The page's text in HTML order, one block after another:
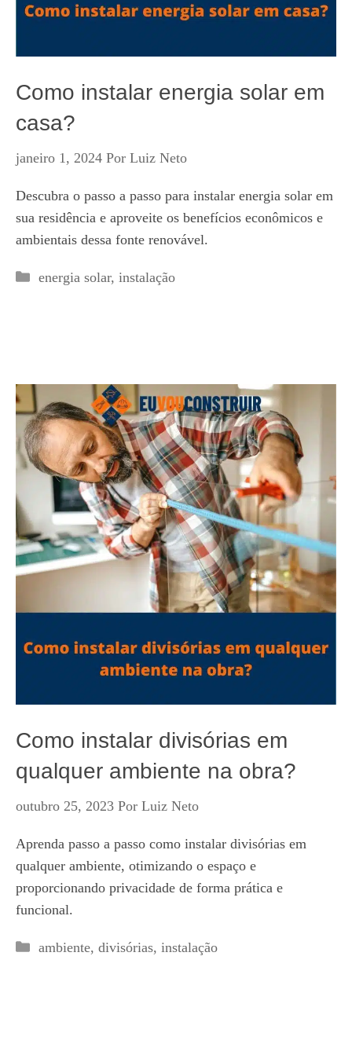
Como instalar energia solar em
casa?
janeiro 1, 2024 Por Luiz Neto
Descubra o passo a passo para instalar energia solar em
sua residência e aproveite os benefícios econômicos e
ambientais dessa fonte renovável.
Categorias
energia solar, instalação
Como instalar divisórias em
qualquer ambiente na obra?
outubro 25, 2023 Por Luiz Neto
Aprenda passo a passo como instalar divisórias em
qualquer ambiente, otimizando o espaço e
proporcionando privacidade de forma prática e
funcional.
Categorias
ambiente, divisórias, instalação